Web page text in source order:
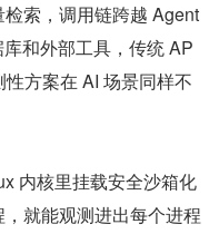
索，调用链跨越 Agent
和外部工具，传统 AP
方案在 AI 场景同样不
内核里挂载安全沙箱化
就能观测进出每个进程